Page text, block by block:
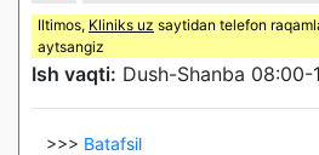
Iltimos, Kliniks uz saytidan telefon
aytsangiz
Ish vaqti: Dush-Shanba 08:00-
>>> Batafsil